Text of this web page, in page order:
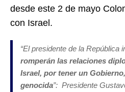
desde este 2 de mayo
con Israel.
“El presidente de la República
romperán las relaciones
Israel, por tener un
genocida”: Presidente